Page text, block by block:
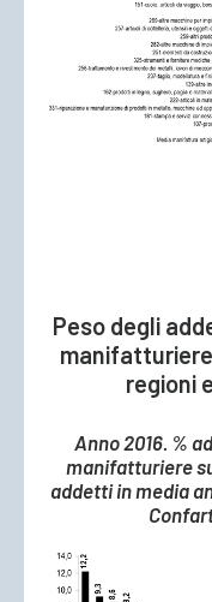
Peso degli
regioni
Anno 2016. %
manifatturiere
addetti in media